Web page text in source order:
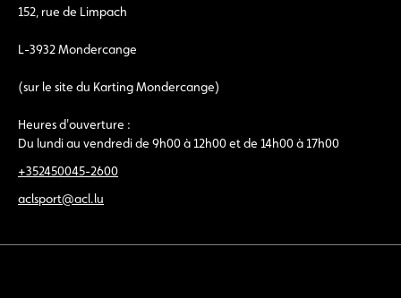
152, rue de Limpach
L-3932 Mondercange
(sur le site du Karting Mondercange)
Heures d'ouverture :
Du lundi au vendredi de 9h00 à 12h00 et de 14h00 à 17h00
+352450045-2600
aclsport@acl.lu